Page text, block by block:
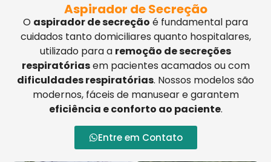
Aspirador de Secreção
O aspirador de secreção é fundamental para
cuidados tanto domiciliares quanto hospitalares,
utilizado para a remoção de secreções
respiratóriasem pacientes acamados ou com
dificuldades respiratórias. Nossos modelos são
modernos, fáceis de manusear e garantem
eficiência e conforto ao paciente.
Entre em Contato